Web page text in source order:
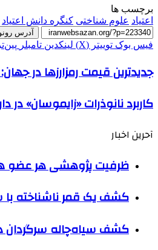
برچسب ها
اعتیاد علوم شناختی کنگره دانش اعتیاد
آدرس
فیس بوک توییتر (X) لینکدین ‫تامبلر
جدیدترین قیمت رمزارزها در جهان: ۱۶
کاربرد نانوذرات «زایموسان»
آحرین اخبار
ظرفیت پژوهشی هر عضو
کشف یک قمر ناشناخته با
کشف سیاه‌چاله